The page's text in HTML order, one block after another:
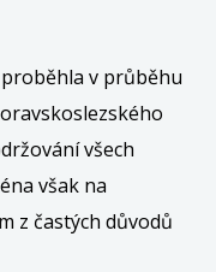
v průběhu
všech
však na
z častých důvodů